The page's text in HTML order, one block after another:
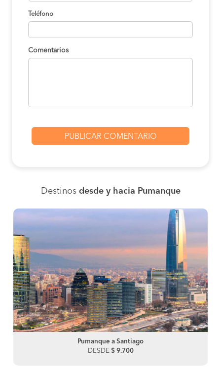
Teléfono
Comentarios
Destinos desde y hacia Pumanque
Pumanque a Santiago
DESDE $ 9.700